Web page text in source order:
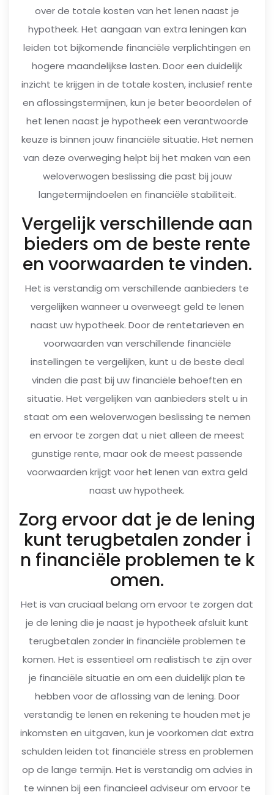
over de totale kosten van het lenen naast je
hypotheek. Het aangaan van extra leningen kan
leiden tot bijkomende financiële verplichtingen en
hogere maandelijkse lasten. Door een duidelijk
inzicht te krijgen in de totale kosten, inclusief rente
en aflossingstermijnen, kun je beter beoordelen of
het lenen naast je hypotheek een verantwoorde
keuze is binnen jouw financiële situatie. Het nemen
van deze overweging helpt bij het maken van een
weloverwogen beslissing die past bij jouw
langetermijndoelen en financiële stabiliteit.
Vergelijk verschillende aan
bieders om de beste rente
en voorwaarden te vinden.
Het is verstandig om verschillende aanbieders te
vergelijken wanneer u overweegt geld te lenen
naast uw hypotheek. Door de rentetarieven en
voorwaarden van verschillende financiële
instellingen te vergelijken, kunt u de beste deal
vinden die past bij uw financiële behoeften en
situatie. Het vergelijken van aanbieders stelt u in
staat om een weloverwogen beslissing te nemen
en ervoor te zorgen dat u niet alleen de meest
gunstige rente, maar ook de meest passende
voorwaarden krijgt voor het lenen van extra geld
naast uw hypotheek.
Zorg ervoor dat je de lening
kunt terugbetalen zonder i
n financiële problemen te k
omen.
Het is van cruciaal belang om ervoor te zorgen dat
je de lening die je naast je hypotheek afsluit kunt
terugbetalen zonder in financiële problemen te
komen. Het is essentieel om realistisch te zijn over
je financiële situatie en om een duidelijk plan te
hebben voor de aflossing van de lening. Door
verstandig te lenen en rekening te houden met je
inkomsten en uitgaven, kun je voorkomen dat extra
schulden leiden tot financiële stress en problemen
op de lange termijn. Het is verstandig om advies in
te winnen bij een financieel adviseur om ervoor te